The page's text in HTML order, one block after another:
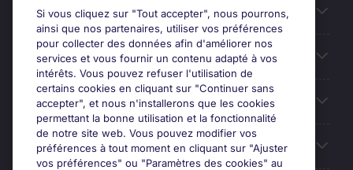
Candidats
Entreprises
Contact
Les avis Google
Si vous cliquez sur "Tout accepter", nous pourrons,
ainsi que nos partenaires, utiliser vos préférences
pour collecter des données afin d'améliorer nos
services et vous fournir un contenu adapté à vos
intérêts. Vous pouvez refuser l'utilisation de
certains cookies en cliquant sur "Continuer sans
accepter", et nous n'installerons que les cookies
permettant la bonne utilisation et la fonctionnalité
de notre site web. Vous pouvez modifier vos
préférences à tout moment en cliquant sur "Ajuster
vos préférences" ou "Paramètres des cookies" au